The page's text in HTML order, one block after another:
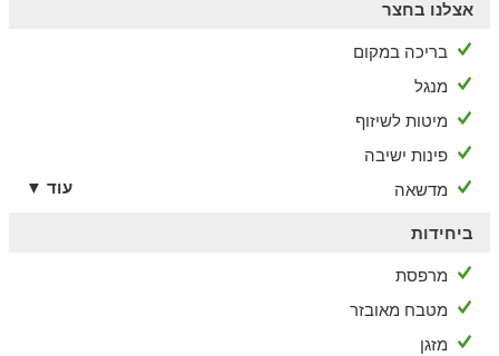
אצלנו בחצר
בריכה במקום
מנגל
מיטות לשיזוף
פינות ישיבה
מדשאה
עוד ▼
ביחידות
מרפסת
מטבח מאובזר
מזגן